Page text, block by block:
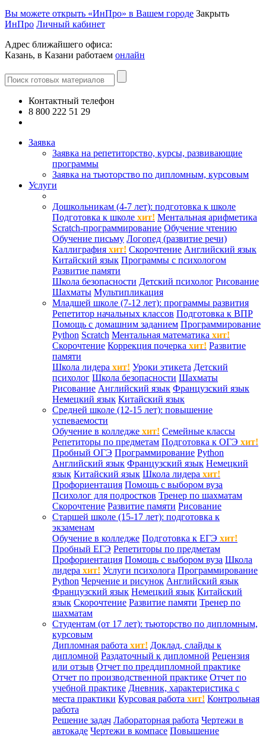
Вы можете открыть «ИнПро» в Вашем городе Закрыть
ИнПро Личный кабинет
Адрес ближайшего офиса:
Казань, в Казани работаем онлайн
Контактный телефон
8 800 222 51 29
Заявка
Заявка на репетиторство, курсы, развивающие
программы
Заявка на тьюторство по дипломным, курсовым
Услуги
Дошкольникам (4-7 лет): подготовка к школе
Подготовка к школе хит! Ментальная арифметика
Scratch-программирование Обучение чтению
Обучение письму Логопед (развитие речи)
Каллиграфия хит! Скорочтение Английский язык
Китайский язык Программы с психологом
Развитие памяти
Школа безопасности Детский психолог Рисование
Шахматы Мультипликация
Младшей школе (7-12 лет): программы развития
Репетитор начальных классов Подготовка к ВПР
Помощь с домашним заданием Программирование
Python Scratch Ментальная математика хит!
Скорочтение Коррекция почерка хит! Развитие
памяти
Школа лидера хит! Уроки этикета Детский
психолог Школа безопасности Шахматы
Рисование Английский язык Французский язык
Немецкий язык Китайский язык
Средней школе (12-15 лет): повышение
успеваемости
Обучение в колледже хит! Семейные классы
Репетиторы по предметам Подготовка к ОГЭ хит!
Пробный ОГЭ Программирование Python
Английский язык Французский язык Немецкий
язык Китайский язык Школа лидера хит!
Профориентация Помощь с выбором вуза
Психолог для подростков Тренер по шахматам
Скорочтение Развитие памяти Рисование
Старшей школе (15-17 лет): подготовка к
экзаменам
Обучение в колледже Подготовка к ЕГЭ хит!
Пробный ЕГЭ Репетиторы по предметам
Профориентация Помощь с выбором вуза Школа
лидера хит! Услуги психолога Программирование
Python Черчение и рисунок Английский язык
Французский язык Немецкий язык Китайский
язык Скорочтение Развитие памяти Тренер по
шахматам
Студентам (от 17 лет): тьюторство по дипломным,
курсовым
Дипломная работа хит! Доклад, слайды к
дипломной Раздаточный к дипломной Рецензия
или отзыв Отчет по преддипломной практике
Отчет по производственной практике Отчет по
учебной практике Дневник, характеристика с
места практики Курсовая работа хит! Контрольная
работа
Решение задач Лабораторная работа Чертежи в
автокаде Чертежи в компасе Повышение